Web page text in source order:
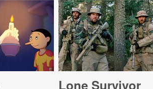
Lone Survivor